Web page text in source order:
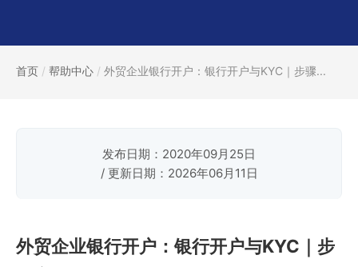
首页 / 帮助中心 / 外贸企业银行开户：银行开户与KYC｜步骤...
发布日期：2020年09月25日
/ 更新日期：2026年06月11日
外贸企业银行开户：银行开户与KYC｜步